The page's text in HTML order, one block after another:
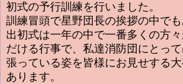
初式の予行訓練を行いました。
訓練冒頭で星野団長の挨拶の中でも
出初式は一年の中で一番多くの方
だける行事で、私達消防団にとっ
張っている姿を皆様にお見せする
あります。